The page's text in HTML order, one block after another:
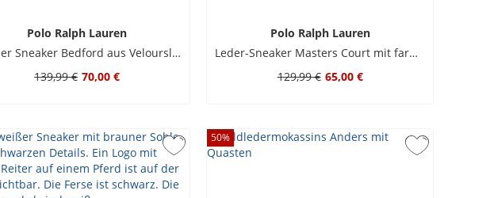
Polo Ralph Lauren
Runner Sneaker Bedford aus Veloursleder mit Pony-Stickerei
139,99 € 70,00 €
Polo Ralph Lauren
Leder-Sneaker Masters Court mit farbigen Akzenten
129,99 € 65,00 €
50%